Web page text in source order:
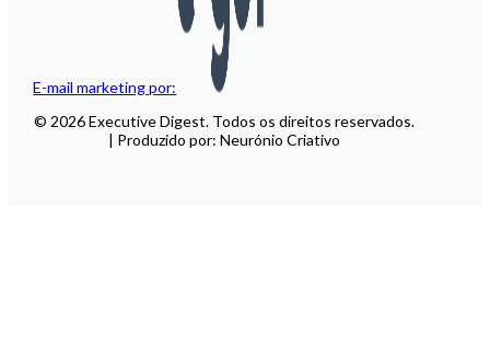
E-mail marketing por:
© 2026 Executive Digest. Todos os direitos reservados.
| Produzido por: Neurónio Criativo